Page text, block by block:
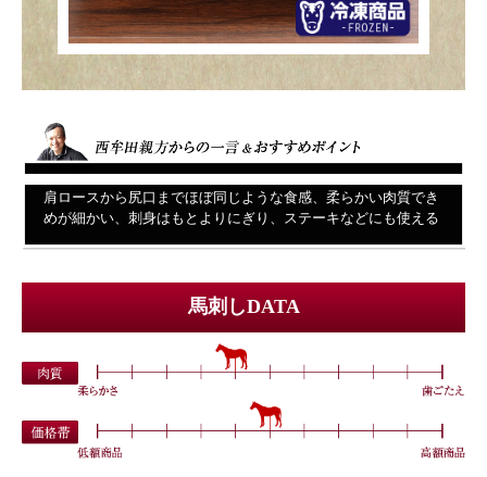
肩ロースから尻口までほぼ同じような食感、柔らかい肉質でき
めが細かい、刺身はもとよりにぎり、ステーキなどにも使える